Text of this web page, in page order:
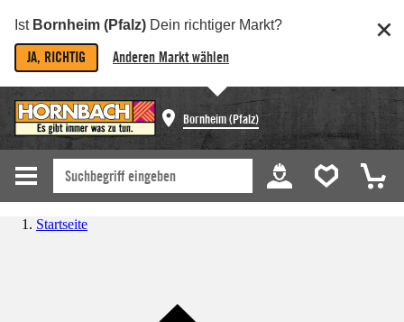
Ist Bornheim (Pfalz) Dein richtiger Markt?
JA, RICHTIG Anderen Markt wählen
Bornheim (Pfalz)
Startseite